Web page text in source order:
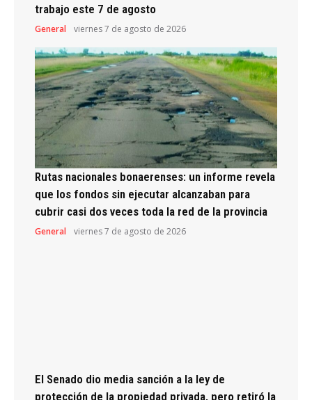
trabajo este 7 de agosto
General viernes 7 de agosto de 2026
Rutas nacionales bonaerenses: un informe revela
que los fondos sin ejecutar alcanzaban para
cubrir casi dos veces toda la red de la provincia
General viernes 7 de agosto de 2026
El Senado dio media sanción a la ley de
protección de la propiedad privada, pero retiró la